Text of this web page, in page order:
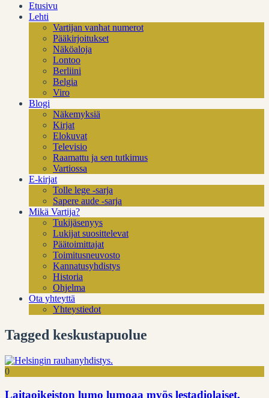
Etusivu
Lehti
Vartijan vanhat numerot
Pääkirjoitukset
Näköaloja
Lontoo
Berliini
Belgia
Viro
Blogi
Näkemyksiä
Kirjat
Elokuvat
Televisio
Raamattu ja sen tutkimus
Vartiossa
E-kirjat
Tolle lege -sarja
Sapere aude -sarja
Mikä Vartija?
Tukijäsenyys
Lukijat suosittelevat
Päätoimittajat
Toimitusneuvosto
Kannatusyhdistys
Historia
Ohjelma
Ota yhteyttä
Yhteystiedot
Tagged keskustapuolue
0
Laitaoikeiston lumo lumoaa myös lestadiolaiset.